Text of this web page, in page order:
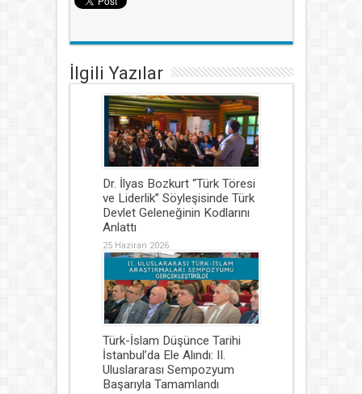
İlgili Yazılar
Dr. İlyas Bozkurt “Türk Töresi
ve Liderlik” Söyleşisinde Türk
Devlet Geleneğinin Kodlarını
Anlattı
25 Haziran 2026
Türk-İslam Düşünce Tarihi
İstanbul’da Ele Alındı: II.
Uluslararası Sempozyum
Başarıyla Tamamlandı